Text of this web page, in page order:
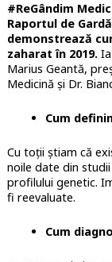
#ReGândim
Raportul de
demonstrează
zaharat în 2019.
Marius Geantă,
Medicină și Dr.
Cum
Cu toții știam că
noile date din
profilului genetic.
fi reevaluate.
Cum